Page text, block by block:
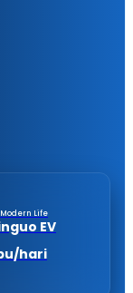
Life
EV
hari